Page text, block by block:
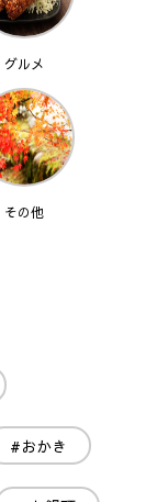
グルメ
その他
#おかき